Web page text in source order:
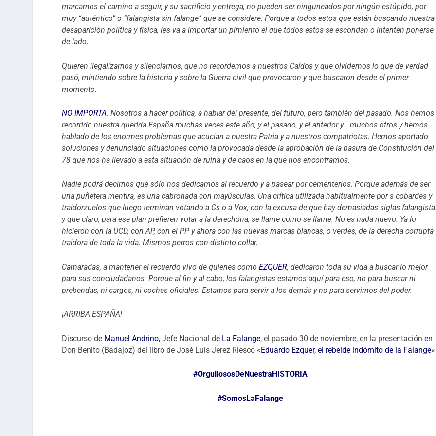
marcarnos el camino a seguir, y su sacrificio y entrega, no pueden ser ninguneados por ningún estúpido, por
muy “auténtico” o “falangista sin falange” que se considere. Porque a todos estos que están buscando nuestra
desaparición política y física, les va a importar un pimiento el que todos estos se escondan o intenten ponerse
de lado.
Quieren ilegalizarnos y silenciarnos, que no recordemos a nuestros Caídos y que olvidemos lo que de verdad
pasó, mintiendo sobre la historia y sobre la Guerra civil que provocaron y que buscaron desde el primer
momento.
NO IMPORTA. Nosotros a hacer política, a hablar del presente, del futuro, pero también del pasado. Nos hemos
recorrido nuestra querida España muchas veces este año, y el pasado, y el anterior y… muchos otros y hemos
hablado de los enormes problemas que acucian a nuestra Patria y a nuestros compatriotas. Hemos aportado
soluciones y denunciado situaciones como la provocada desde la aprobación de la basura de Constitución del
78 que nos ha llevado a esta situación de ruina y de caos en la que nos encontramos.
Nadie podrá decirnos que sólo nos dedicamos al recuerdo y a pasear por cementerios. Porque además de ser
una puñetera mentira, es una cabronada con mayúsculas. Una crítica utilizada habitualmente por s cobardes y
traidorzuelos que luego terminan votando a Cs o a Vox, con la excusa de que hay demasiadas siglas
y que claro, para ese plan prefieren votar a la derechona, se llame como se llame.No es nada nuevo. Ya lo
hicieron con la UCD, con AP, con el PP y ahora con las nuevas marcas blancas, o verdes, de la derecha corrupta
traidora de toda la vida. Mismos perros con distinto collar.
Camaradas, a mantener el recuerdo vivo de quienes comoEZQUER, dedicaron toda su vida a buscar lo mejor
para sus conciudadanos. Porque al fin y al cabo, los falangistas estamos aquí para eso, no para buscar ni
prebendas, ni cargos, ni coches oficiales. Estamos para servir a los demás y no para servirnos del poder.
¡ARRIBA ESPAÑA!
Discurso de Manuel Andrino, Jefe Nacional de La Falange, el pasado 30 de noviembre, en la presentación en
Don Benito (Badajoz) del libro de José Luis Jerez Riesco «Eduardo Ezquer, el rebelde indómito de la Falange
#OrgullososDeNuestraHISTORIA
#SomosLaFalange